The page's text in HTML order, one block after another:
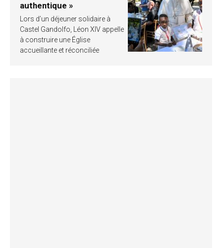
authentique »
Lors d’un déjeuner solidaire à
Castel Gandolfo, Léon XIV appelle
à construire une Église
accueillante et réconciliée